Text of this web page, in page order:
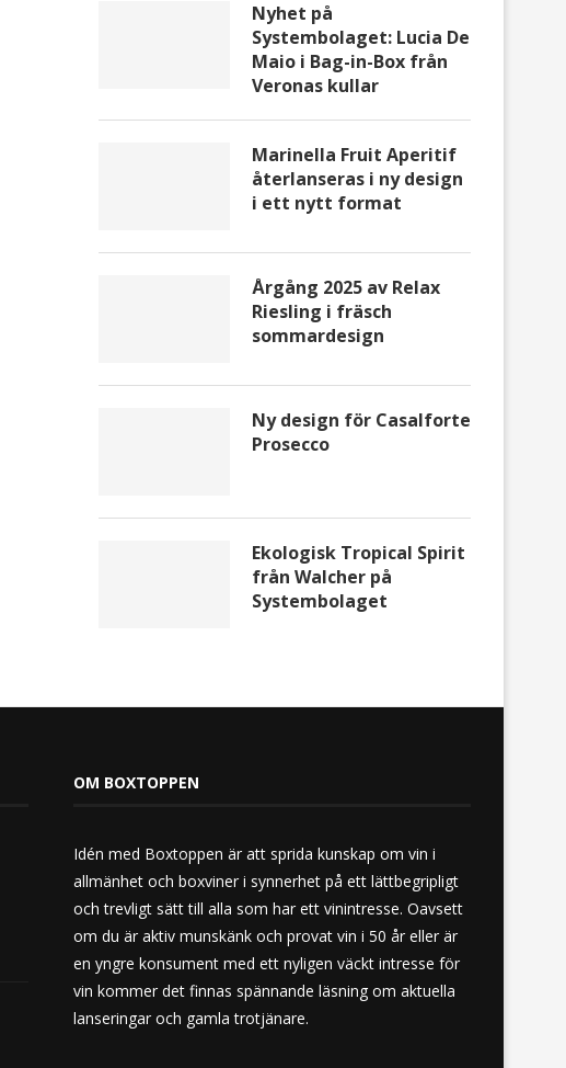
Nyhet på
Systembolaget: Lucia De
Maio i Bag-in-Box från
Veronas kullar
Marinella Fruit Aperitif
återlanseras i ny design
i ett nytt format
Årgång 2025 av Relax
Riesling i fräsch
sommardesign
Ny design för Casalforte
Prosecco
Ekologisk Tropical Spirit
från Walcher på
Systembolaget
OM BOXTOPPEN
Idén med Boxtoppen är att sprida kunskap om vin i
allmänhet och boxviner i synnerhet på ett lättbegripligt
och trevligt sätt till alla som har ett vinintresse. Oavsett
om du är aktiv munskänk och provat vin i 50 år eller är
en yngre konsument med ett nyligen väckt intresse för
vin kommer det finnas spännande läsning om aktuella
lanseringar och gamla trotjänare.